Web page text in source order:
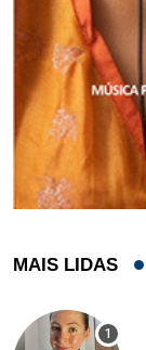
MAIS LIDAS